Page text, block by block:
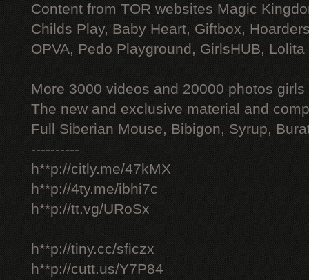
Content from TOR websites Magic
Childs Play, Baby Heart, Giftbox,
OPVA, Pedo Playground, GirlsHUB, Lolita
More 3000 videos and 20000 photos
The new and exclusive material and
Full Siberian Mouse, Bibigon, Syrup,
----------
h**p://citly.me/47kMX
h**p://4ty.me/ibhi7c
h**p://tt.vg/URoSx
h**p://tiny.cc/sficzx
h**p://cutt.us/Y7P84